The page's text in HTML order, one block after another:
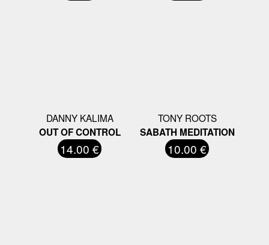
DANNY KALIMA
OUT OF CONTROL
14.00 €
TONY ROOTS
SABATH MEDITATION
10.00 €